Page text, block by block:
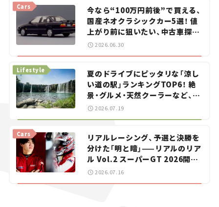
今なら“100万円前後”で買える、
国産ネオクラシックカー5選！ 値
上がり前に狙いたい、中古車探し
をお手伝い――ちょっとイケてるマ
Cars
2026.06.30
夏のドライブにピッタリな「涼し
い道の駅」ランキングTOP6！ 絶
景・グルメ・天然クーラーなど、避
暑におすすめのスポットを紹介
【道の駅マニアの推し駅ガイド】
Lifestyle
2026.07.19
リアルレーシング、予選と決勝を
分けた「明と暗」——リアルのリア
ル Vol.2 スーパーGT 2026開幕
戦 岡山国際サーキット
Cars
2026.07.16